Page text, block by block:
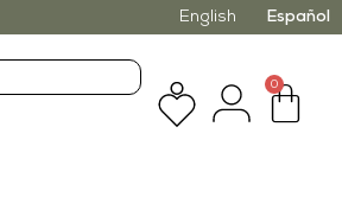
English Español
0